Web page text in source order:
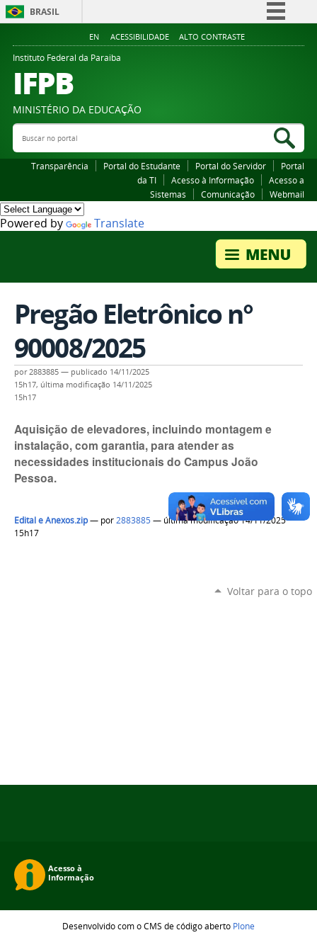
BRASIL
Simplifique!
Legislação
EN ACESSIBILIDADE ALTO CONTRASTE
Instituto Federal da Paraiba
IFPB
MINISTÉRIO DA EDUCAÇÃO
Buscar no portal
Transparência Portal do Estudante Portal do Servidor
Portal
da TI
Acesso à Informação
Acesso a
Sistemas
Comunicação Webmail
Powered by Translate
Pregão Eletrônico n°
90008/2025
por2883885 — publicado 14/11/2025
15h17, última modificação 14/11/2025
15h17
Aquisição de elevadores, incluindo montagem e
instalação, com garantia, para atender as
necessidades institucionais do Campus João
Pessoa.
Edital e Anexos.zip— por2883885— última modificação 14/11/2025
15h17
Voltar para o topo
Desenvolvido com o CMS de código aberto Plone